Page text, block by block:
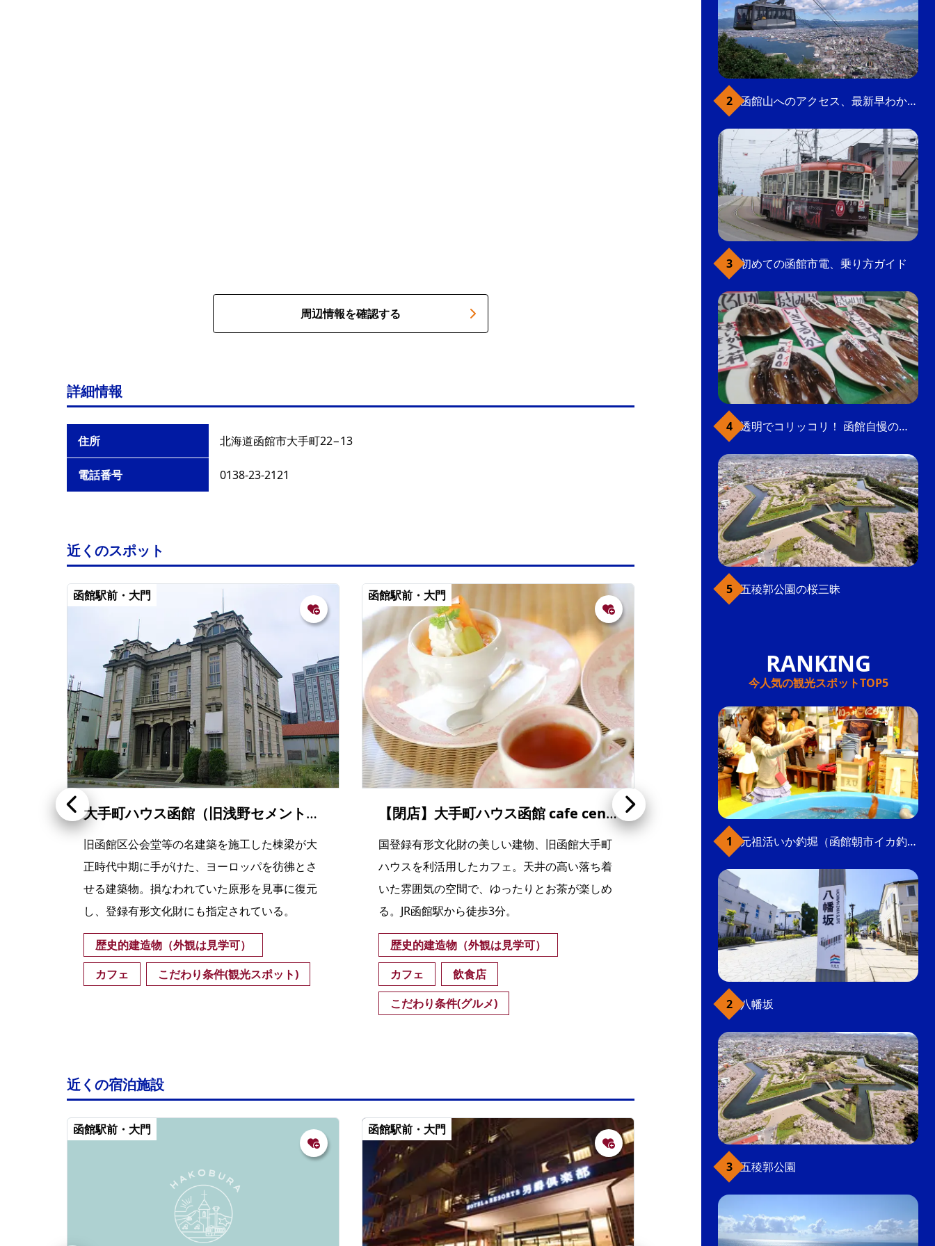
周辺情報を確認する
詳細情報
住所 北海道函館市大手町22−13
電話番号 0138-23-2121
近くのスポット
函館駅前・大門
大手町ハウス函館（旧浅野セメント函館営業所、現cafe centenaire)
旧函館区公会堂等の名建築を施工した棟梁が大
正時代中期に手がけた、ヨーロッパを彷彿とさ
せる建築物。損なわれていた原形を見事に復元
し、登録有形文化財にも指定されている。
歴史的建造物（外観は見学可）
カフェ
こだわり条件(観光スポット)
函館駅前・大門
【閉店】大手町ハウス函館 cafe centenaire
国登録有形文化財の美しい建物、旧函館大手町
ハウスを利活用したカフェ。天井の高い落ち着
いた雰囲気の空間で、ゆったりとお茶が楽しめ
る。JR函館駅から徒歩3分。
歴史的建造物（外観は見学可）
カフェ
飲食店
こだわり条件(グルメ)
函館駅前・大門
Cafe miss Jeanie（HAKODATE 男爵倶楽部 HOTEL & RESORTS）
窓の外に広がる公園を眺めながらひと息つけ
る。晴天時はテラスを開放し、ペットを同伴で
きる席もある。白を基調としたスタイリッシュ
な大人の空間。函館駅前ホテル男爵倶楽部内。
カフェ
近くの宿泊施設
函館駅前・大門 函館駅前・大門 函館駅前・大門
函館山へのアクセス、最新早わかりガイド
初めての函館市電、乗り方ガイド
透明でコリッコリ！ 函館自慢のいかをどうぞ
五稜郭公園の桜三昧
今人気の観光スポットTOP5
元祖活いか釣堀（函館朝市イカ釣り体験）
八幡坂
五稜郭公園